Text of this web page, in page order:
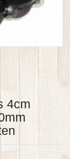
4cm